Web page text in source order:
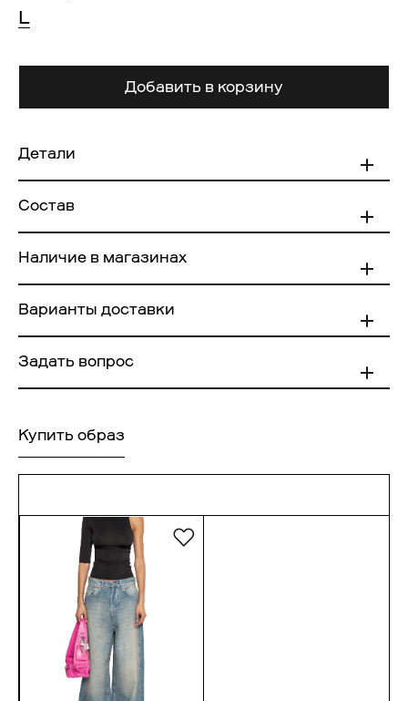
РазмерLв магазинах
L
Добавить в корзину
Детали
Состав
Наличие в магазинах
МАГАЗИНЫ
НОВОСИБИРСК
МЕТРОПОЛИС
Варианты доставки
МКАД
Доставка по Москве за пределами
МКАД
Срочная доставка по Москве
Доставка по России почтой или
СДЕК до двери или в пункт выдачи
Задать вопрос
Купить образ